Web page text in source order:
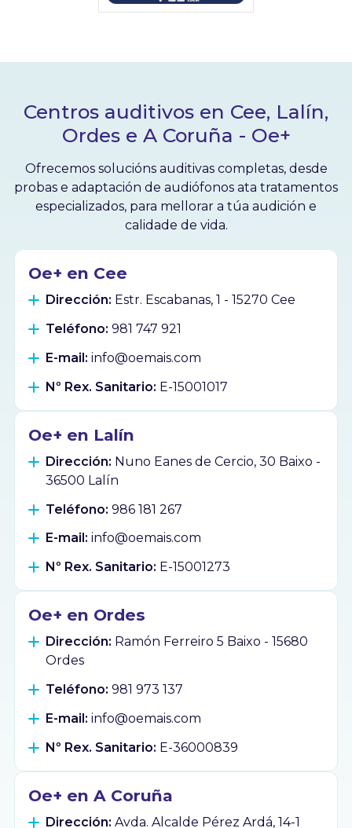
Centros auditivos en Cee, Lalín,
Ordes e A Coruña - Oe+
Ofrecemos solucións auditivas completas, desde
probas e adaptación de audiófonos ata tratamentos
especializados, para mellorar a túa audición e
calidade de vida.
Oe+ en Cee
Dirección: Estr. Escabanas, 1 - 15270 Cee
Teléfono: 981 747 921
E-mail: info@oemais.com
Nº Rex. Sanitario: E-15001017
Oe+ en Lalín
Dirección: Nuno Eanes de Cercio, 30 Baixo -
36500 Lalín
Teléfono: 986 181 267
E-mail: info@oemais.com
Nº Rex. Sanitario: E-15001273
Oe+ en Ordes
Dirección: Ramón Ferreiro 5 Baixo - 15680
Ordes
Teléfono: 981 973 137
E-mail: info@oemais.com
Nº Rex. Sanitario: E-36000839
Oe+ en A Coruña
Dirección: Avda. Alcalde Pérez Ardá, 14-1